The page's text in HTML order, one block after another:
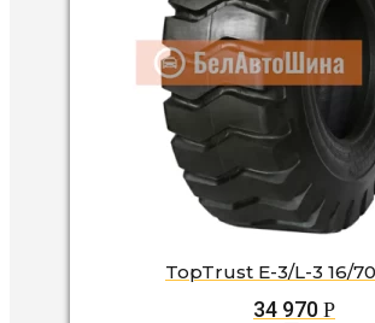
TopTrust E-3/L-3 16/
34 970 Р